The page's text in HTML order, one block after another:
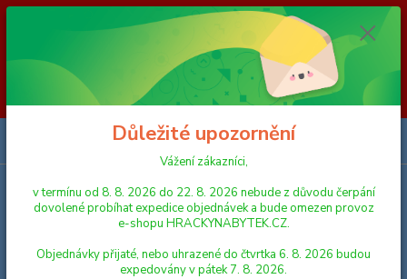
Vážení zákazníci, v termínu od 8. 8. 2026 do 23. 8. 2026 nebude z
důvodu čerpání dovolené probíhat expedice objednávek a bude omezen
provoz e-shopu HRACKYNABYTEK.CZ. Objednávky přijaté, nebo
uhrazené do čtvrtka 6. 8. 2026 budou expedovány v pátek 7. 8. 2026.
Objednávky přijaté, nebo uhrazené od pátku 7. 8. 2026 do neděle 23. 8.
2026 budou postupně expedovány od pondělí 24. 8. 2026. Děkujeme za
pochopení HRACKYNABYTEK.CZ
Menu
Hledat
Důležité upozornění
Vážení zákazníci,
v termínu od 8. 8. 2026 do 22. 8. 2026 nebude z důvodu čerpání
dovolené probíhat expedice objednávek a bude omezen provoz
e-shopu HRACKYNABYTEK.CZ.
Objednávky přijaté, nebo uhrazené do čtvrtka 6. 8. 2026 budou
expedovány v pátek 7. 8. 2026.